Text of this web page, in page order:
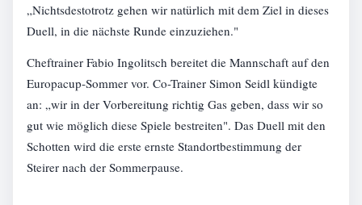
„Nichtsdestotrotz gehen wir natürlich mit dem Ziel in dieses
Duell, in die nächste Runde einzuziehen."
Cheftrainer Fabio Ingolitsch bereitet die Mannschaft auf den
Europacup-Sommer vor. Co-Trainer Simon Seidl kündigte
an: „wir in der Vorbereitung richtig Gas geben, dass wir so
gut wie möglich diese Spiele bestreiten". Das Duell mit den
Schotten wird die erste ernste Standortbestimmung der
Steirer nach der Sommerpause.